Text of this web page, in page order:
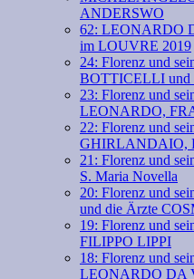
ANDERSWO
62: LEONARDO
im LOUVRE 2019
24: Florenz und
BOTTICELLI
23: Florenz und
LEONARDO,
22: Florenz und
GHIRLANDAIO,
21: Florenz und
S. Maria Novella
20: Florenz und
und die Ärzte
19: Florenz und
FILIPPO LIPPI
18: Florenz und
LEONARDO DA